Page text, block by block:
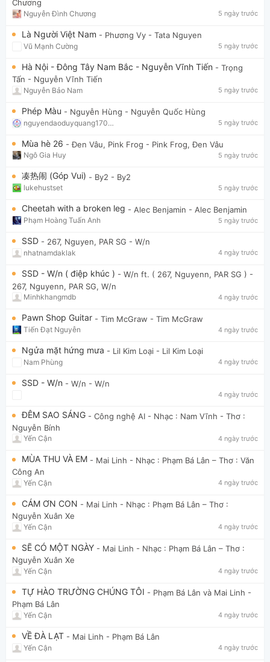
Chương
Nguyễn Đình Chương 5 ngày trước
Là Người Việt Nam - Phương Vy - Tata Nguyen
Vũ Mạnh Cường 5 ngày trước
Hà Nội - Đông Tây Nam Bắc - Nguyễn Vĩnh Tiến - Trọng
Tấn - Nguyễn Vĩnh Tiến
Nguyễn Bảo Nam 5 ngày trước
Phép Màu - Nguyễn Hùng - Nguyễn Quốc Hùng
nguyendaoduyquang17021 5 ngày trước
Mùa hè 26 - Đen Vâu, Pink Frog - Pink Frog, Đen Vâu
Ngô Gia Huy 5 ngày trước
凑热闹 (Góp Vui) - By2 - By2
lukehustset 5 ngày trước
Cheetah with a broken leg - Alec Benjamin - Alec Benjamin
Phạm Hoàng Tuấn Anh 5 ngày trước
SSD - 267, Nguyen, PAR SG - W/n
nhatnamdaklak 4 ngày trước
SSD - W/n ( điệp khúc ) - W/n ft. ( 267, Nguyenn, PAR SG ) -
267, Nguyenn, PAR SG, W/n
Minhkhangmdb 4 ngày trước
Pawn Shop Guitar - Tim McGraw - Tim McGraw
Tiến Đạt Nguyễn 4 ngày trước
Ngửa mặt hứng mưa - Lil Kim Loại - Lil Kim Loại
Nam Phùng 4 ngày trước
SSD - W/n - W/n - W/n
4 ngày trước
ĐÊM SAO SÁNG - Công nghệ AI - Nhạc : Nam Vĩnh - Thơ :
Nguyễn Bính
Yến Cận 4 ngày trước
MÙA THU VÀ EM - Mai Linh - Nhạc : Phạm Bá Lân – Thơ : Văn
Công An
Yến Cận 4 ngày trước
CÁM ƠN CON - Mai Linh - Nhạc : Phạm Bá Lân – Thơ :
Nguyễn Xuân Xe
Yến Cận 4 ngày trước
SẼ CÓ MỘT NGÀY - Mai Linh - Nhạc : Phạm Bá Lân – Thơ :
Nguyễn Xuân Xe
Yến Cận 4 ngày trước
TỰ HÀO TRƯỜNG CHÚNG TÔI - Phạm Bá Lân và Mai Linh -
Phạm Bá Lân
Yến Cận 4 ngày trước
VỀ ĐÀ LẠT - Mai Linh - Phạm Bá Lân
Yến Cận 4 ngày trước